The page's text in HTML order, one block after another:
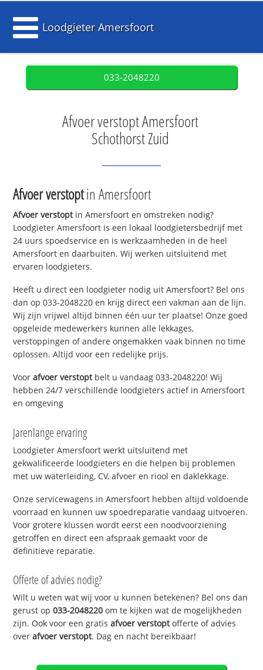
Loodgieter Amersfoort
033-2048220
Afvoer verstopt Amersfoort
Schothorst Zuid
Afvoer verstoptin Amersfoort
Afvoer verstoptin Amersfoort en omstreken nodig?
Loodgieter Amersfoort is een lokaal loodgietersbedrijf met
24 uurs spoedservice en is werkzaamheden in de heel
Amersfoort en daarbuiten. Wij werken uitsluitend met
ervaren loodgieters.
Heeft u direct een loodgieter nodig uit Amersfoort? Bel ons
dan op 033-2048220 en krijg direct een vakman aan de lijn.
Wij zijn vrijwel altijd binnen één uur ter plaatse! Onze goed
opgeleide medewerkers kunnen alle lekkages,
verstoppingen of andere ongemakken vaak binnen no time
oplossen. Altijd voor een redelijke prijs.
Voorafvoer verstoptbelt u vandaag 033-2048220! Wij
hebben 24/7 verschillende loodgieters actief in Amersfoort
en omgeving
Jarenlange ervaring
Loodgieter Amersfoort werkt uitsluitend met
gekwalificeerde loodgieters en die helpen bij problemen
met uw waterleiding, CV, afvoer en riool en daklekkage.
Onze servicewagens in Amersfoort hebben altijd voldoende
voorraad en kunnen uw spoedreparatie vandaag uitvoeren.
Voor grotere klussen wordt eerst een noodvoorziening
getroffen en direct een afspraak gemaakt voor de
definitieve reparatie.
Offerte of advies nodig?
Wilt u weten wat wij voor u kunnen betekenen? Bel ons dan
gerust op033-2048220 om te kijken wat de mogelijkheden
zijn. Ook voor een gratisafvoer verstoptofferte of advies
overafvoer verstopt. Dag en nacht bereikbaar!